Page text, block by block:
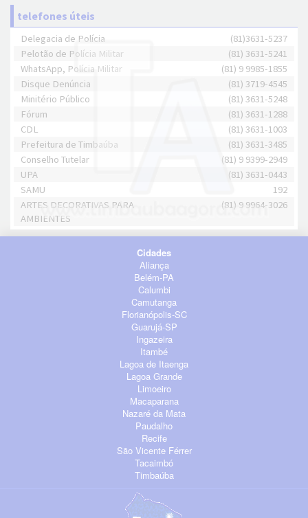
telefones úteis
Delegacia de Polícia
(81)3631-5237
Pelotão de Polícia Militar
(81) 3631-5241
WhatsApp, Polícia Militar
(81) 9 9985-1855
Disque Denúncia
(81) 3719-4545
Minitério Público
(81) 3631-5248
Fórum
(81) 3631-1288
CDL
(81) 3631-1003
Prefeitura de Timbaúba
(81) 3631-3485
Conselho Tutelar
(81) 9 9399-2949
UPA
(81) 3631-0443
SAMU
192
ARTES DECORATIVAS PARA
AMBIENTES
(81) 9 9964-3026
Cidades
Aliança
Belém-PA
Calumbi
Camutanga
Florianópolis-SC
Guarujá-SP
Ingazeira
Itambé
Lagoa de Itaenga
Lagoa Grande
Limoeiro
Macaparana
Nazaré da Mata
Paudalho
Recife
São Vicente Férrer
Tacaimbó
Timbaúba